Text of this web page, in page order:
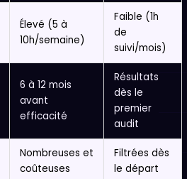
Élevé (5 à
10h/semaine)
Faible (1h
de
suivi/mois)
6 à 12 mois
avant
efficacité
Résultats
dès le
premier
audit
Nombreuses et
coûteuses
Filtrées dès
le départ